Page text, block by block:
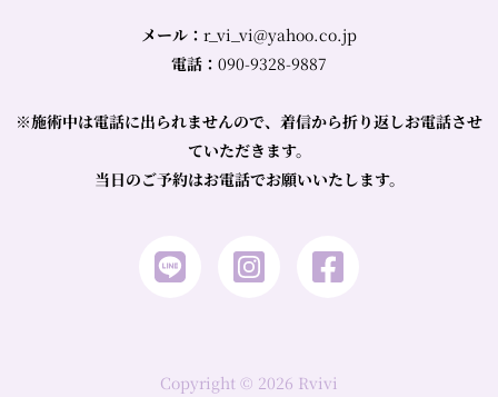
メール： r_vi_vi@yahoo.co.jp
電話： 090-9328-9887
※施術中は電話に出られませんので、着信から折り返しお電話させ
ていただきます。
当日のご予約はお電話でお願いいたします。
Copyright © 2026 Rvivi